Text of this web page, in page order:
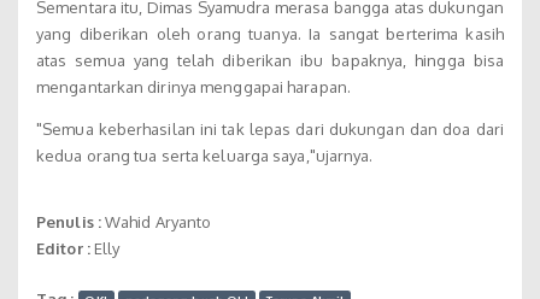
Sementara itu, Dimas Syamudra merasa bangga atas dukungan
yang diberikan oleh orang tuanya. Ia sangat berterima kasih
atas semua yang telah diberikan ibu bapaknya, hingga bisa
mengantarkan dirinya menggapai harapan.
"Semua keberhasilan ini tak lepas dari dukungan dan doa dari
kedua orang tua serta keluarga saya,"ujarnya.
Penulis :Wahid Aryanto
Editor :Elly